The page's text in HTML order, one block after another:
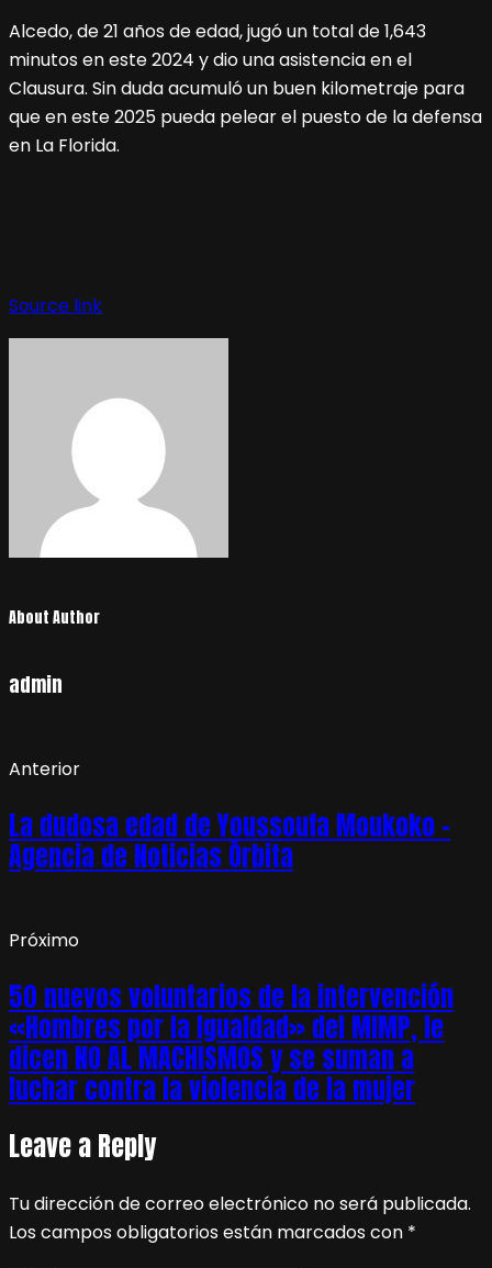
Alcedo, de 21 años de edad, jugó un total de 1,643
minutos en este 2024 y dio una asistencia en el
Clausura. Sin duda acumuló un buen kilometraje para
que en este 2025 pueda pelear el puesto de la defensa
en La Florida.
Source link
About Author
admin
Anterior
La dudosa edad de Youssoufa Moukoko –
Agencia de Noticias Órbita
Próximo
50 nuevos voluntarios de la intervención
«Hombres por la Igualdad» del MIMP, le
dicen NO AL MACHISMOS y se suman a
luchar contra la violencia de la mujer
Leave a Reply
Tu dirección de correo electrónico no será publicada.
Los campos obligatorios están marcados con *